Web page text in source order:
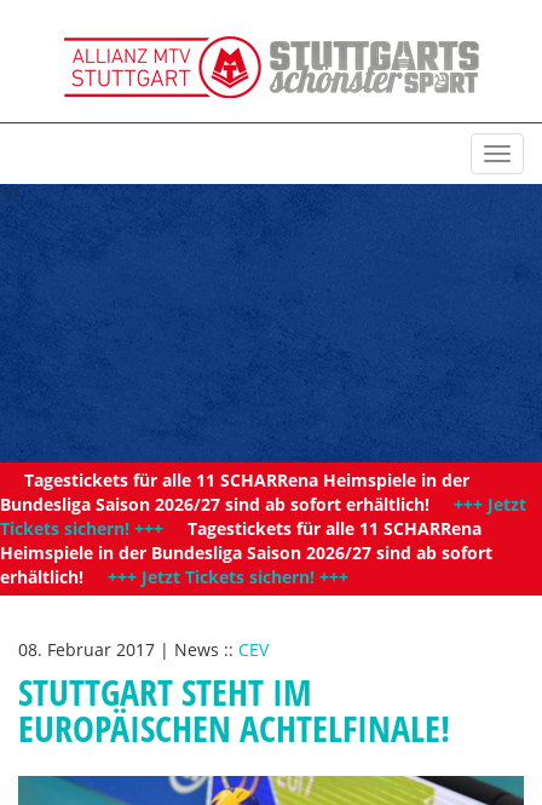
11
Tagestickets für alle 11 SCHARRena Heimspiele in der
Bundesliga Saison 2026/27 sind ab sofort erhältlich! +++ Jetzt
Tickets sichern! +++ Tagestickets für alle 11 SCHARRena
Heimspiele in der Bundesliga Saison 2026/27 sind ab sofort
erhältlich! +++ Jetzt Tickets sichern! +++
08. Februar 2017 | News :: CEV
STUTTGART STEHT IM
EUROPÄISCHEN ACHTELFINALE!